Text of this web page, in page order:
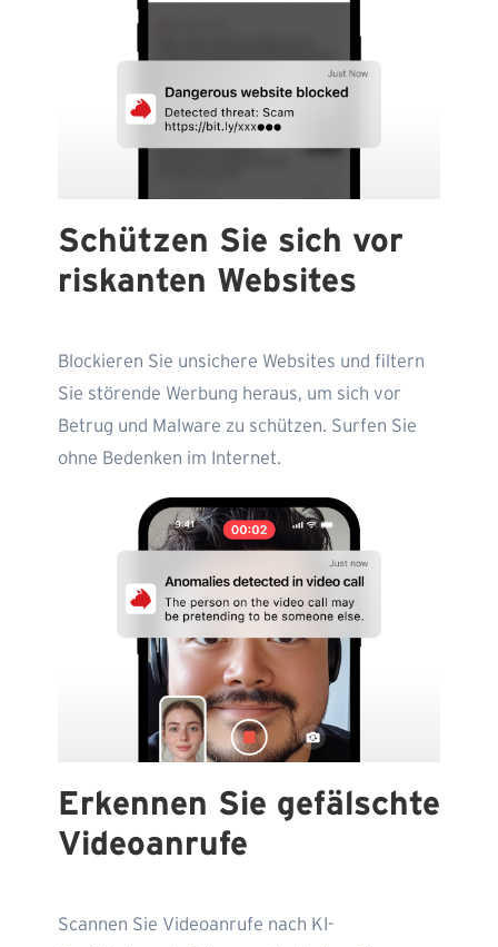
Schützen Sie sich vor
riskanten Websites
Blockieren Sie unsichere Websites und filtern
Sie störende Werbung heraus, um sich vor
Betrug und Malware zu schützen. Surfen Sie
ohne Bedenken im Internet.
Erkennen Sie gefälschte
Videoanrufe
Scannen Sie Videoanrufe nach KI-